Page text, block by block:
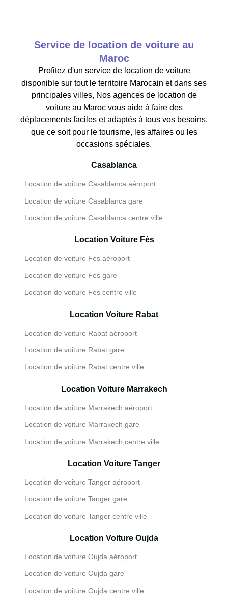
Service de location de voiture au
Maroc
Profitez d'un service de location de voiture
disponible sur tout le territoire Marocain et dans ses
principales villes, Nos agences de location de
voiture au Maroc vous aide à faire des
déplacements faciles et adaptés à tous vos besoins,
que ce soit pour le tourisme, les affaires ou les
occasions spéciales.
Casablanca
Location de voiture Casablanca aéroport
Location de voiture Casablanca gare
Location de voiture Casablanca centre ville
Location Voiture Fès
Location de voiture Fès aéroport
Location de voiture Fès gare
Location de voiture Fès centre ville
Location Voiture Rabat
Location de voiture Rabat aéroport
Location de voiture Rabat gare
Location de voiture Rabat centre ville
Location Voiture Marrakech
Location de voiture Marrakech aéroport
Location de voiture Marrakech gare
Location de voiture Marrakech centre ville
Location Voiture Tanger
Location de voiture Tanger aéroport
Location de voiture Tanger gare
Location de voiture Tanger centre ville
Location Voiture Oujda
Location de voiture Oujda aéroport
Location de voiture Oujda gare
Location de voiture Oujda centre ville